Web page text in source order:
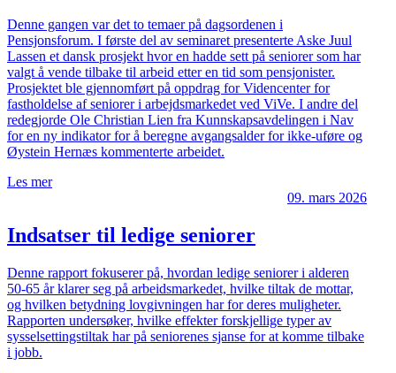
Denne gangen var det to temaer på dagsordenen i
Pensjonsforum. I første del av seminaret presenterte Aske Juul
Lassen et dansk prosjekt hvor en hadde sett på seniorer som har
valgt å vende tilbake til arbeid etter en tid som pensjonister.
Prosjektet ble gjennomført på oppdrag for Videncenter for
fastholdelse af seniorer i arbejdsmarkedet ved ViVe. I andre del
redegjorde Ole Christian Lien fra Kunnskapsavdelingen i Nav
for en ny indikator for å beregne avgangsalder for ikke-uføre og
Øystein Hernæs kommenterte arbeidet.
Les mer
09. mars 2026
Indsatser til ledige seniorer
Denne rapport fokuserer på, hvordan ledige seniorer i alderen
50-65 år klarer seg på arbeidsmarkedet, hvilke tiltak de mottar,
og hvilken betydning lovgivningen har for deres muligheter.
Rapporten undersøker, hvilke effekter forskjellige typer av
sysselsettingstiltak har på seniorenes sjanse for at komme tilbake
i jobb.